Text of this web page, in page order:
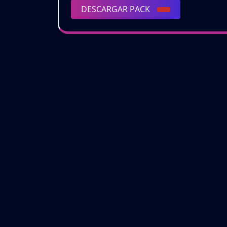
DESCARGAR PACK
DESCARGAR
PACK